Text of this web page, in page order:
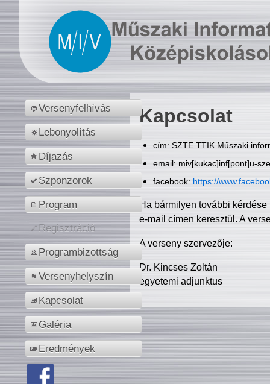
Versenyfelhívás
Lebonyolítás
Díjazás
Szponzorok
Program
Regisztráció
Programbizottság
Versenyhelyszín
Kapcsolat
Galéria
Eredmények
Kapcsolat
cím: SZTE TTIK Műszaki
email: miv[kukac]inf[pont]u-
facebook: https://
Ha bármilyen további
e-mail címen keresztül. A
A verseny szervezője:
Dr. Kincses Zoltán
egyetemi adjunktus